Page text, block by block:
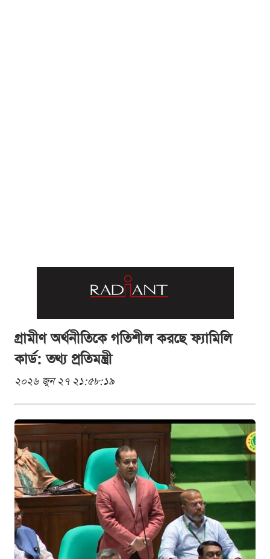
গ্রামীণ অর্থনীতিকে গতিশীল করছে ফ্যামিলি
কার্ড: তথ্য প্রতিমন্ত্রী
২০২৬ জুন ২৭ ২১:৫৮:১৯